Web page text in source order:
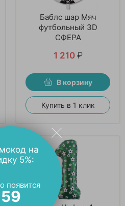
Баблс шар Мяч
футбольный 3D
СФЕРА
1 210 ₽
В корзину
Купить в 1 клик
на
5%:
появится
58